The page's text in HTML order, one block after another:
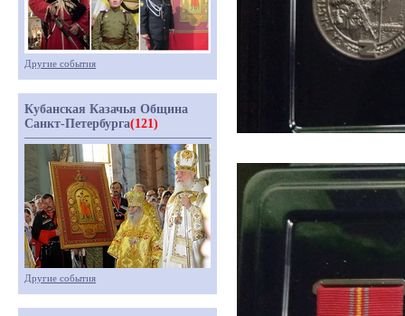
Другие события
Кубанская Казачья Община
Санкт-Петербурга(121)
Другие события